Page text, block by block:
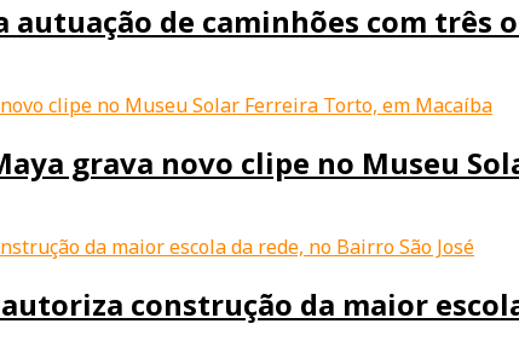
autuação de caminhões com três
grava novo clipe no Museu
construção da maior